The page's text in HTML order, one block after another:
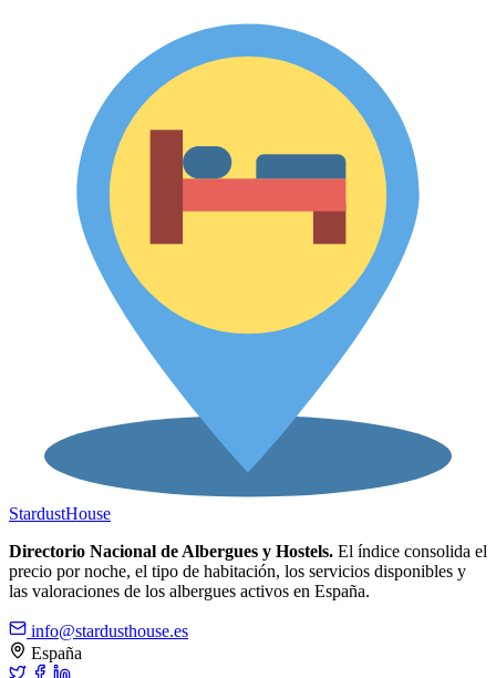
StardustHouse
Directorio Nacional de Albergues y Hostels. El índice consolida el
precio por noche, el tipo de habitación, los servicios disponibles y
las valoraciones de los albergues activos en España.
info@stardusthouse.es
España